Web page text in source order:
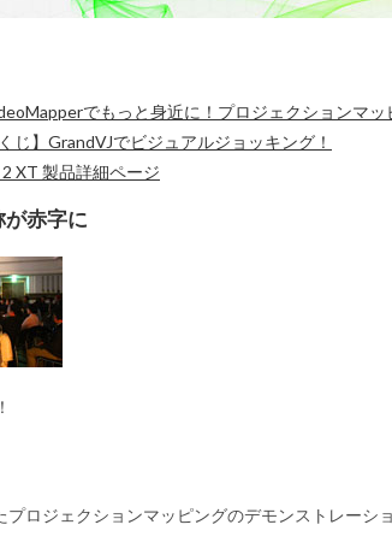
でもっと身近に！プロジェクションマッ
くじ】GrandVJでビジュアルジョッキング！
XT 製品詳細ページ
赤字に
ロジェクションマッピングのデモンストレーシ